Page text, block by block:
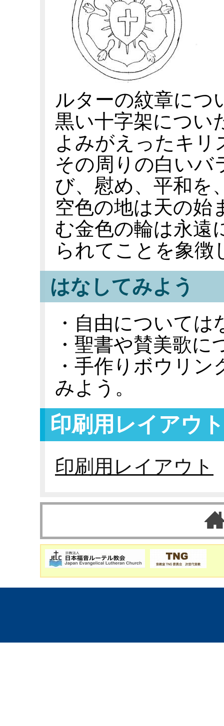
ルターの紋章につ
黒い十字架につい
よみがえったキリ
その周りの白いバ
び、慰め、平和を
空色の地は天の始
む金色の輪は永遠
られてことを象徴
はなしてみよう
・自由について
・聖書や賛美歌
・手作りボウリ
みよう。
印刷用レイアウト
印刷用レイアウト